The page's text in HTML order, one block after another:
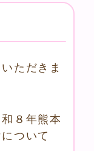
ただきま
８年熊本
ついて